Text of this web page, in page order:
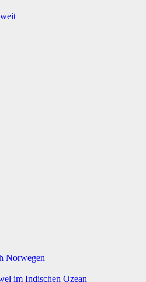
Norwegen
im Indischen Ozean